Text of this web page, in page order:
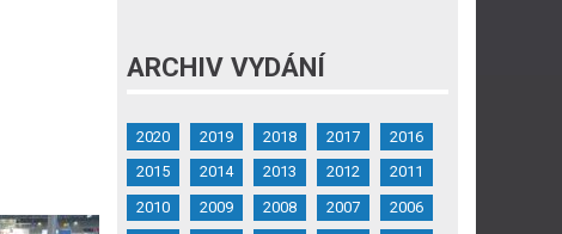
ARCHIV VYDÁNÍ
2020 2019 2018 2017
2016
2015
2014 2013 2012
2011
2010
2009 2008 2007
2006